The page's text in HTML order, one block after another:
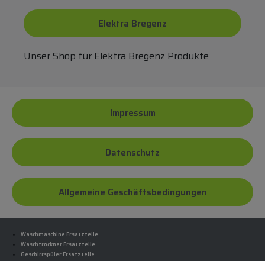
Elektra Bregenz
Unser Shop für Elektra Bregenz Produkte
Impressum
Datenschutz
Allgemeine Geschäftsbedingungen
Waschmaschine Ersatzteile
Waschtrockner Ersatzteile
Geschirrspüler Ersatzteile